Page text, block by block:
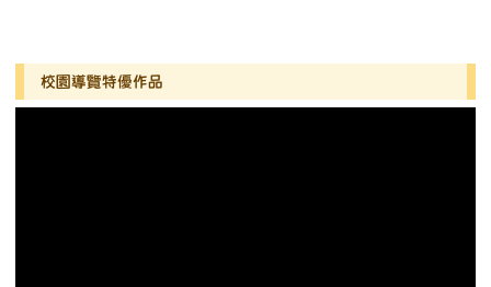
左邊區域內容
校園導覽特優作品